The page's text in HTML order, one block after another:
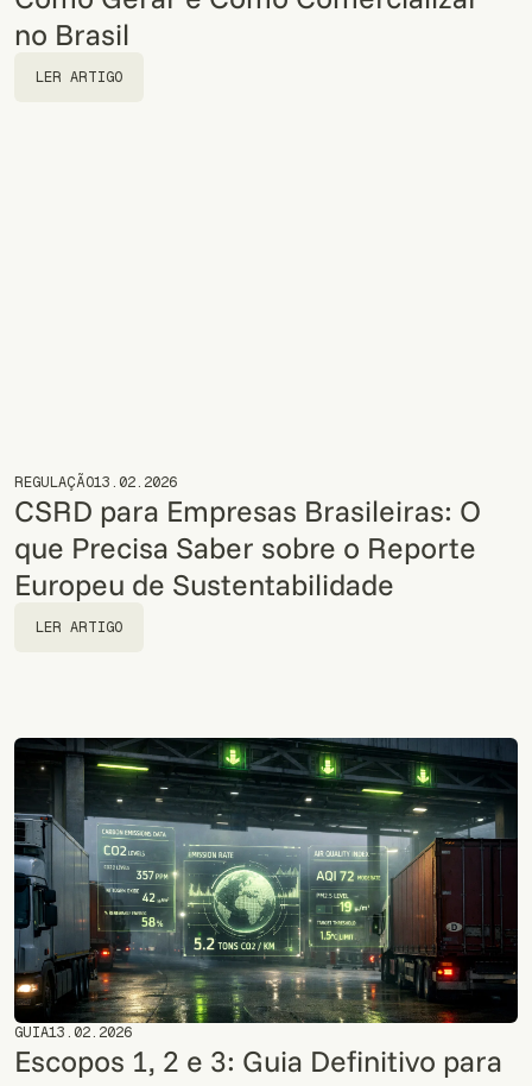
no Brasil
LER ARTIGO
REGULAÇÃO13.02.2026
CSRD para Empresas Brasileiras: O
que Precisa Saber sobre o Reporte
Europeu de Sustentabilidade
LER ARTIGO
GUIA13.02.2026
Escopos 1, 2 e 3: Guia Definitivo para